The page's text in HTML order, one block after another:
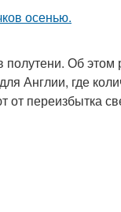
полутени. Об этом
Англии, где
переизбытка